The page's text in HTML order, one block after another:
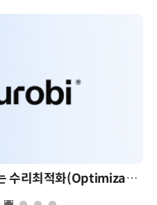
AI 시대의 의사결정을 바꾸는 수리최적화(Optimization): 실제 산업 적용 사례와 활용 전략